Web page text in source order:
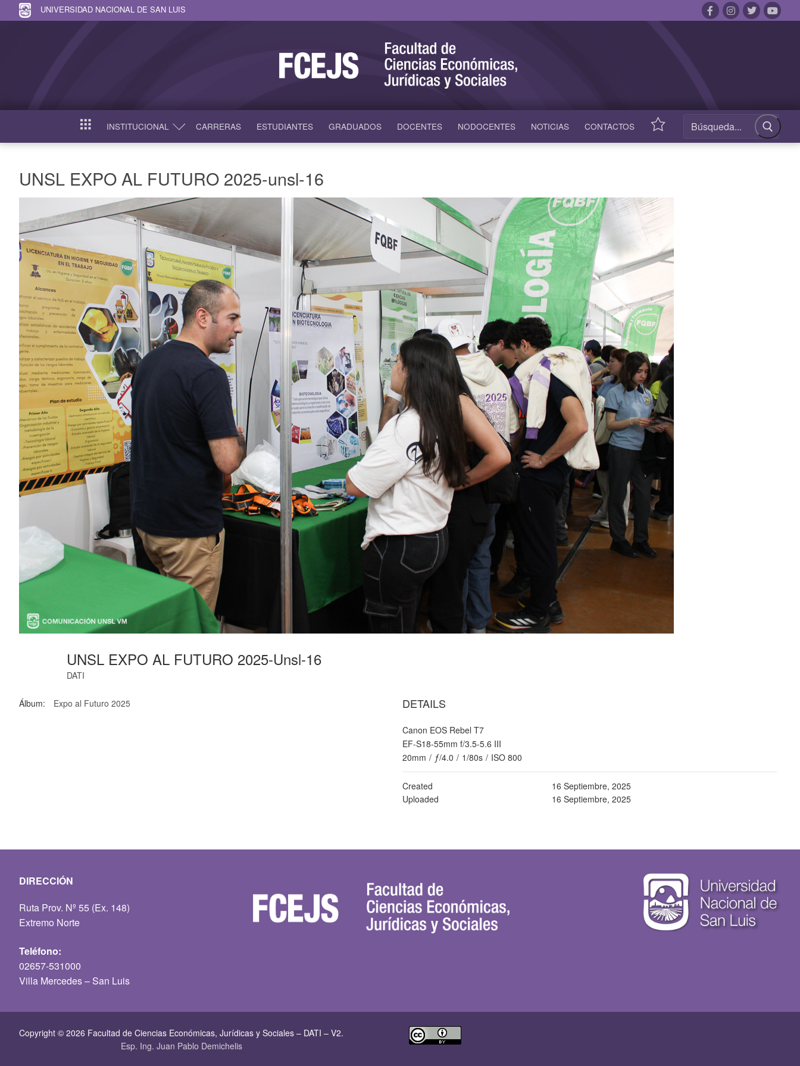
UNIVERSIDAD NACIONAL DE SAN LUIS
INICIO INSTITUCIONAL CARRERAS ESTUDIANTES GRADUADOS DOCENTES NODOCENTES NOTICIAS CONTACTOS ACCESOS
UNSL EXPO AL FUTURO 2025-unsl-16
UNSL EXPO AL FUTURO 2025-Unsl-16
DATI
Álbum: Expo al Futuro 2025 DETAILS
Canon EOS Rebel T7
EF-S18-55mm f/3.5-5.6 III
20mm / ƒ/4.0 / 1/80s / ISO 800
Created
16 Septiembre, 2025
Uploaded
16 Septiembre, 2025
DIRECCIÓN
Ruta Prov. Nº 55 (Ex. 148)
Extremo Norte
Teléfono:
02657-531000
Villa Mercedes – San Luis
Copyright © 2026 Facultad de Ciencias Económicas, Jurí­dicas y Sociales – DATI – V2.
Esp. Ing. Juan Pablo Demichelis